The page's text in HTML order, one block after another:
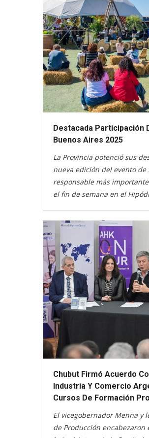
Destacada Participación
Buenos Aires 2025
La Provincia potenció sus
nueva edición del evento
responsable más
el fin de semana en el
Chubut Firmó Acuerdo
Industria Y Comercio
Cursos De Formación
El vicegobernador Menna y
de Producción